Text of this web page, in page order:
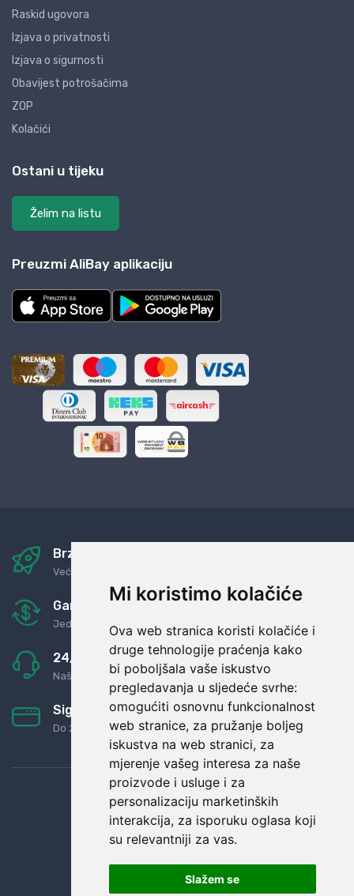
Mi koristimo kolačiće
Ova web stranica koristi kolačiće i
druge tehnologije praćenja kako
bi poboljšala vaše iskustvo
pregledavanja u sljedeće svrhe:
omogućiti osnovnu funkcionalnost
web stranice, za pružanje boljeg
iskustva na web stranici, za
mjerenje vašeg interesa za naše
proizvode i usluge i za
personalizaciju marketinških
interakcija, za isporuku oglasa koji
su relevantniji za vas.
Slažem se
Raskid ugovora
Izjava o privatnosti
Izjava o sigurnosti
Obavijest potrošačima
ZOP
Kolačići
Ostani u tijeku
Želim na listu
Preuzmi AliBay aplikaciju
Brza i sigurna dostava
Već za nekoliko dana kod vas
Garancija u povrat novaca
Jednostavno pravilo: Roba za novac
24/7 odlična podrška
Naši agenti uvijek na raspolaganju
Sigurno obročno plaćanje
Do 24 rata bez kamata